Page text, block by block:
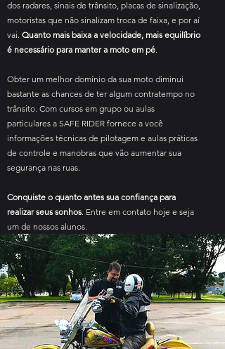
dos radares, sinais de trânsito, placas de sinalização,
motoristas que não sinalizam troca de faixa, e por aí
vai. Quanto mais baixa a velocidade, mais equilíbrio
é necessário para manter a moto em pé.
Obter um melhor domínio da sua moto diminui
bastante as chances de ter algum contratempo no
trânsito. Com cursos em grupo ou aulas
particulares a SAFE RIDER fornece a você
informações técnicas de pilotagem e aulas práticas
de controle e manobras que vão aumentar sua
segurança nas ruas.
Conquiste o quanto antes sua confiança para
realizar seus sonhos. Entre em contato hoje e seja
um de nossos alunos.